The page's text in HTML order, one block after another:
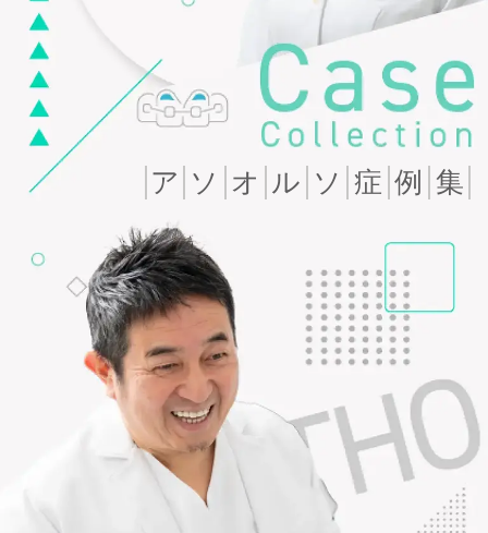
ア ソ オ ル ソ 症 例 集